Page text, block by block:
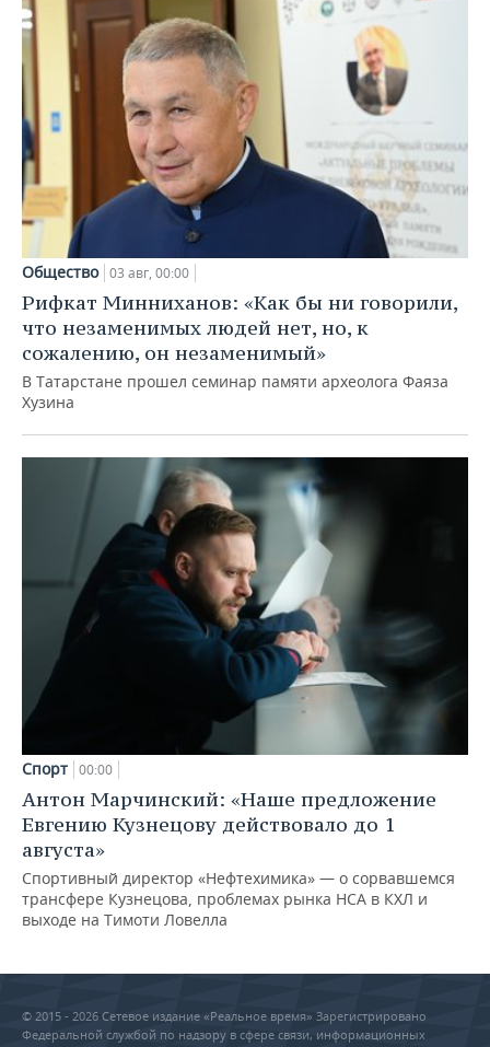
Общество 03 авг, 00:00
Рифкат Минниханов: «Как бы ни говорили,
что незаменимых людей нет, но, к
сожалению, он незаменимый»
В Татарстане прошел семинар памяти археолога Фаяза
Хузина
Спорт 00:00
Антон Марчинский: «Наше предложение
Евгению Кузнецову действовало до 1
августа»
Спортивный директор «Нефтехимика» — о сорвавшемся
трансфере Кузнецова, проблемах рынка НСА в КХЛ и
выходе на Тимоти Ловелла
© 2015 - 2026 Сетевое издание «Реальное время» Зарегистрировано
Федеральной службой по надзору в сфере связи, информационных